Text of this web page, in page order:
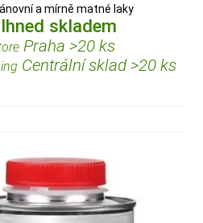
a mírně matné laky
Ihned skladem
Praha >20 ks
Centrální sklad >20 ks